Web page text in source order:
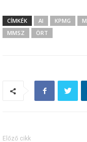
CÍMKÉK AI KPMG
MMSZ
ÖRT
Előző cikk